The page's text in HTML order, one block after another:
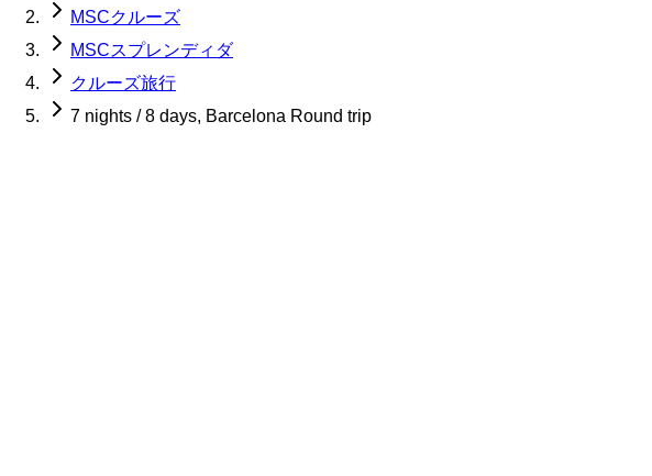
MSCクルーズ
MSCスプレンディダ
クルーズ旅行
7 nights / 8 days, Barcelona Round trip